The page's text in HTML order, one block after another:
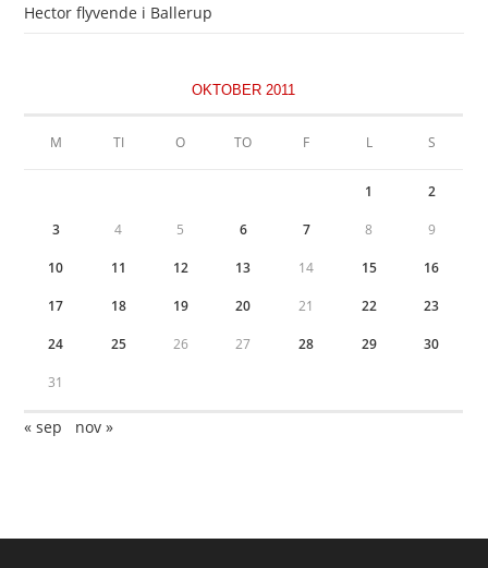
Hector flyvende i Ballerup
OKTOBER 2011
M TI O TO F L S
1 2
3 4 5 6 7 8 9
10 11 12 13 14 15 16
17 18 19 20 21 22 23
24 25 26 27 28 29 30
31
« sep nov »